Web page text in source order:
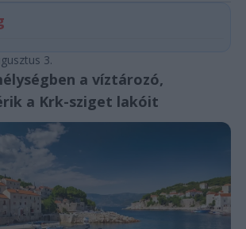
3.
a víztározó,
a Krk-sziget lakóit